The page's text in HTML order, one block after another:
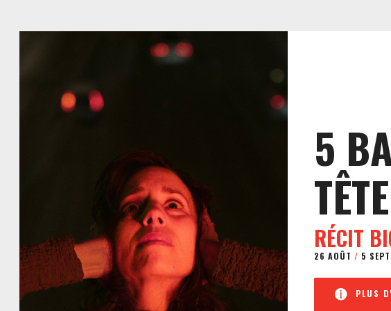
5
TÊTE
RÉCIT
26 AOÛT / 5
PLUS